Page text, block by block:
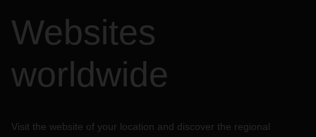
Websites
worldwide
Visit the website of your location and discover the regional